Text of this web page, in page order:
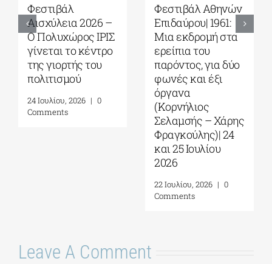
Φεστιβάλ Αθηνών
Επιδαύρου| 1961:
Μια εκδρομή στα
ερείπια του
παρόντος, για δύο
φωνές και έξι
(Κορνήλιος
Σελαμσής – Χάρης
Φεστιβάλ Αθηνών
Επιδαύρου| Η
φωνή των
“Τρωάδων”
αντήχησε στο
αρχαίο θέατρο|
Γράφει ο Πάνος
Λιάκος
3 Αυγούστου, 2026
0
Comments
Comment